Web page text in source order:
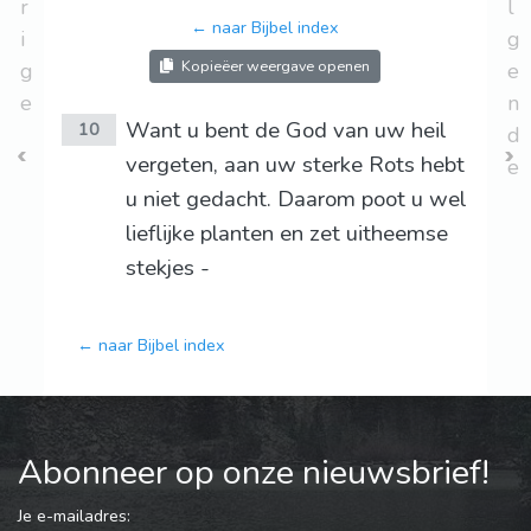
r
i
g
e
← naar Bijbel index
Kopieëer weergave openen
10
Want u bent de God van uw heil
vergeten, aan uw sterke Rots hebt
u niet gedacht. Daarom poot u wel
lieflijke planten en zet uitheemse
stekjes -
← naar Bijbel index
l
g
e
n
d
e
Abonneer op onze nieuwsbrief!
Je e-mailadres: